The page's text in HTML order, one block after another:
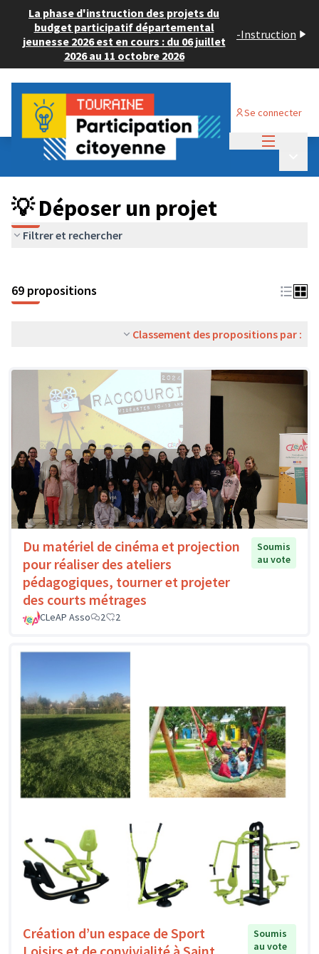
La phase d'instruction des projets du
budget participatif départemental
jeunesse 2026 est en cours : du 06 juillet
2026 au 11 octobre 2026
-Instruction
Se connecter
Budget Participatif ADULTE 2024
💡 Déposer un projet
💡 Déposer un projet
Filtrer et rechercher
69 propositions
Classement des propositions par :
Du matériel de cinéma et projection
pour réaliser des ateliers
pédagogiques, tourner et projeter
des courts métrages
Soumis
au vote
CLeAP Asso 2 2
Création d’un espace de Sport
Soumis
au vote